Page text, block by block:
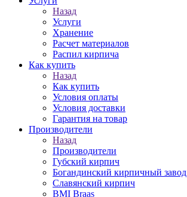
Назад
Услуги
Хранение
Расчет материалов
Распил кирпича
Как купить
Назад
Как купить
Условия оплаты
Условия доставки
Гарантия на товар
Производители
Назад
Производители
Губский кирпич
Богандинский кирпичный завод
Славянский кирпич
BMI Braas